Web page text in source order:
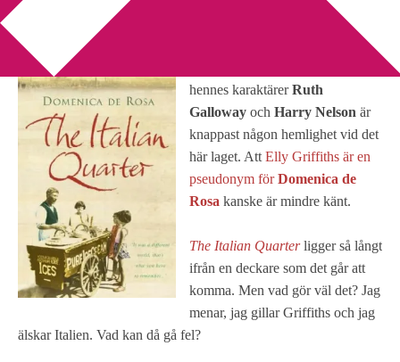
byAnnika
hennes karaktärerRuth
Galloway och Harry Nelson är
knappast någon hemlighet vid det
här laget. Att Elly Griffiths är en
pseudonym förDomenica de
Rosa kanske är mindre känt.
The Italian Quarterligger så långt
ifrån en deckare som det går att
komma. Men vad gör väl det? Jag
menar, jag gillar Griffiths och jag
älskar Italien. Vad kan då gå fel?